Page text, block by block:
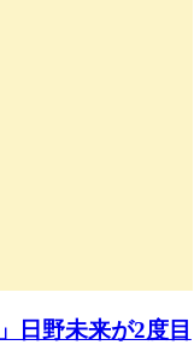
日野未来が2度目